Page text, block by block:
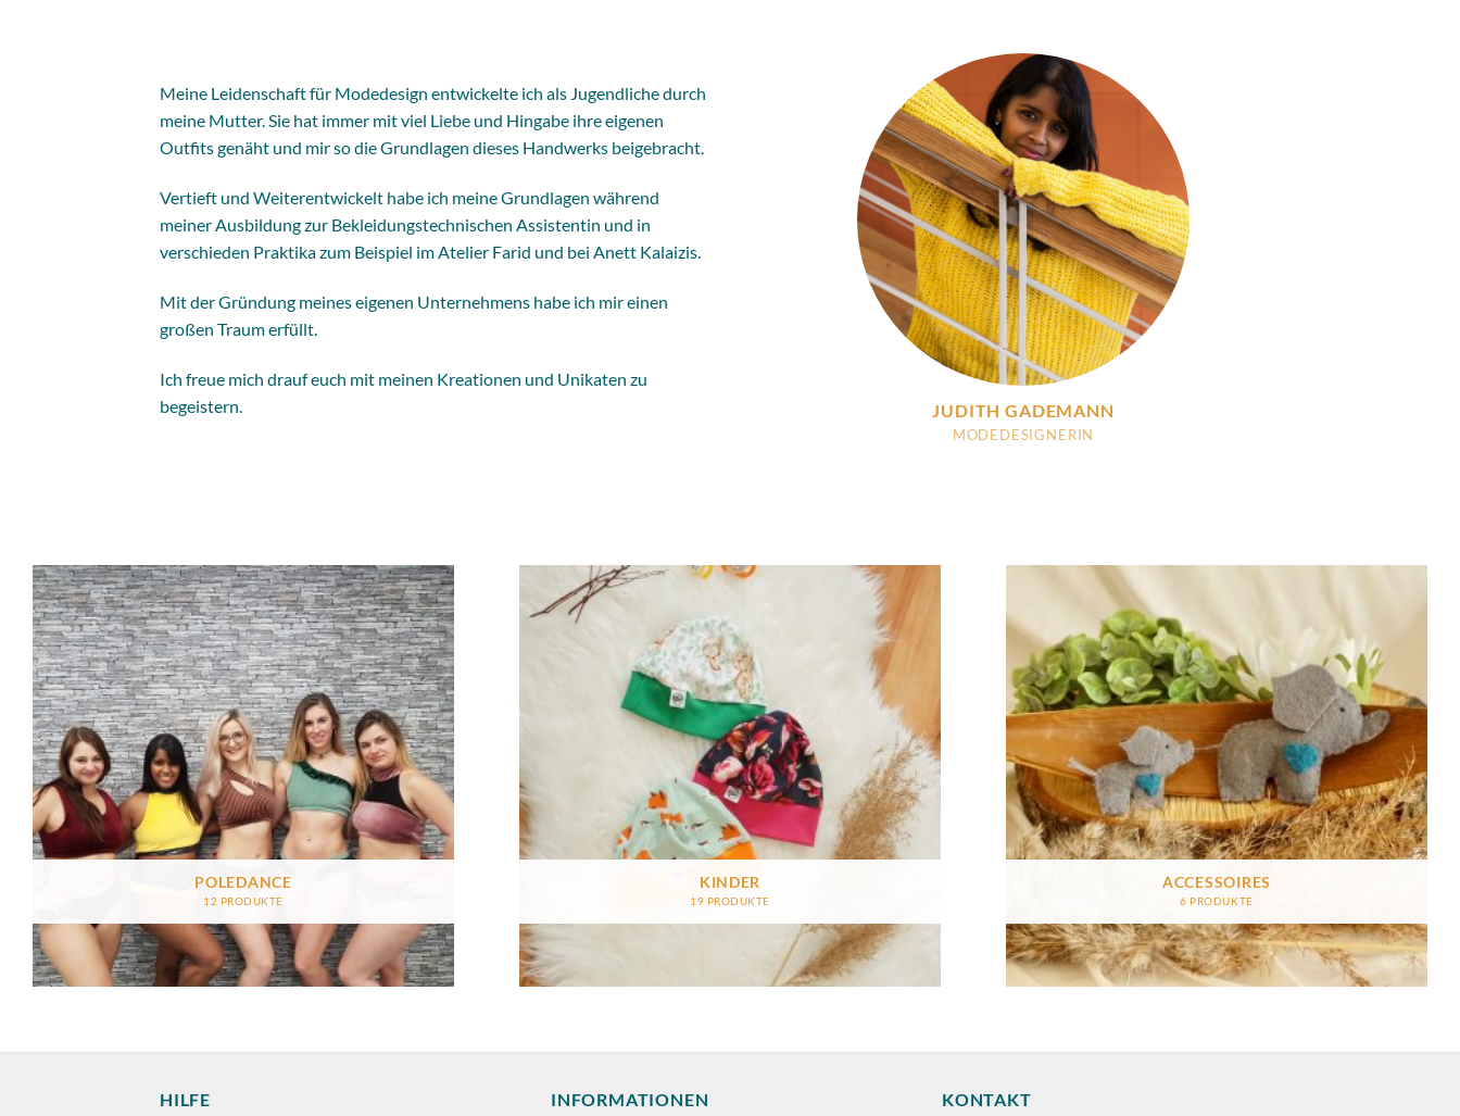
Meine Leidenschaft für Modedesign entwickelte ich als Jugendliche durch
meine Mutter. Sie hat immer mit viel Liebe und Hingabe ihre eigenen
Outfits genäht und mir so die Grundlagen dieses Handwerks beigebracht.
Vertieft und Weiterentwickelt habe ich meine Grundlagen während
meiner Ausbildung zur Bekleidungstechnischen Assistentin und in
verschieden Praktika zum Beispiel im Atelier Farid und bei Anett Kalaizis.
Mit der Gründung meines eigenen Unternehmens habe ich mir einen
großen Traum erfüllt.
Ich freue mich drauf euch mit meinen Kreationen und Unikaten zu
begeistern.
JUDITH GADEMANN
MODEDESIGNERIN
POLEDANCE
12 PRODUKTE
KINDER
19 PRODUKTE
ACCESSOIRES
6 PRODUKTE
HILFE INFORMATIONEN KONTAKT